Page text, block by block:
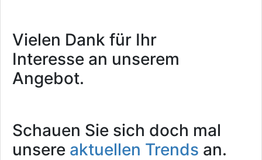
Vielen Dank für Ihr
Interesse an unserem
Angebot.
Schauen Sie sich doch mal
unsere aktuellen Trends an.